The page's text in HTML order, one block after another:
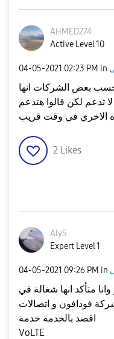
AHMED274
Active Level 10
‎04-05-2021 02:23 PM in
بعض الشركات انها
تدعم لكن قالوا هتدعم
الاخري في وقت قريب
2 Likes
AlyS
Expert Level 1
‎04-05-2021 09:26 PM in
متأكد انها شغالة في
فودافون و اتصالات
اقصد بالخدمة خدمة
VoLTE